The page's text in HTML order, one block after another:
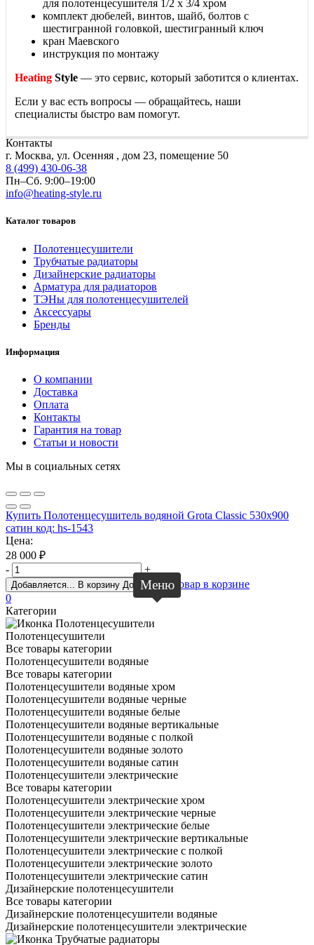
для полотенцесушителя 1/2 х 3/4 хром
комплект дюбелей, винтов, шайб, болтов с
шестигранной головкой, шестигранный ключ
кран Маевского
инструкция по монтажу
Heating Style — это сервис, который заботится о клиентах.
Если у вас есть вопросы — обращайтесь, наши
специалисты быстро вам помогут.
Контакты
г. Москва, ул. Осенняя , дом 23, помещение 50
8 (499) 430-06-38
Пн–Сб. 9:00–19:00
info@heating-style.ru
Каталог товаров
Полотенцесушители
Трубчатые радиаторы
Дизайнерские радиаторы
Арматура для радиаторов
ТЭНы для полотенцесушителей
Аксессуары
Бренды
Информация
О компании
Доставка
Оплата
Контакты
Гарантия на товар
Статьи и новости
Мы в социальных сетях
Купить Полотенцесушитель водяной Grota Classic 530x900
сатин код: hs-1543
Цена:
28 000 ₽
-
+
Добавляется... В корзину Добавлен
Товар в корзине
0
Меню
Категории
Полотенцесушители
Все товары категории
Полотенцесушители водяные
Все товары категории
Полотенцесушители водяные хром
Полотенцесушители водяные черные
Полотенцесушители водяные белые
Полотенцесушители водяные вертикальные
Полотенцесушители водяные с полкой
Полотенцесушители водяные золото
Полотенцесушители водяные сатин
Полотенцесушители электрические
Все товары категории
Полотенцесушители электрические хром
Полотенцесушители электрические черные
Полотенцесушители электрические белые
Полотенцесушители электрические вертикальные
Полотенцесушители электрические с полкой
Полотенцесушители электрические золото
Полотенцесушители электрические сатин
Дизайнерские полотенцесушители
Все товары категории
Дизайнерские полотенцесушители водяные
Дизайнерские полотенцесушители электрические